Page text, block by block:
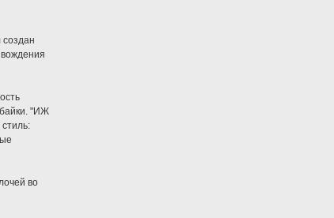
создан
байки. "ИЖ
во